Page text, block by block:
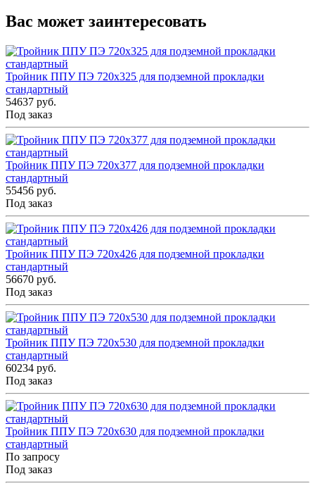
Вас может заинтересовать
Тройник ППУ ПЭ 720x325 для подземной прокладки
стандартный
54637 руб.
Под заказ
Тройник ППУ ПЭ 720x377 для подземной прокладки
стандартный
55456 руб.
Под заказ
Тройник ППУ ПЭ 720x426 для подземной прокладки
стандартный
56670 руб.
Под заказ
Тройник ППУ ПЭ 720x530 для подземной прокладки
стандартный
60234 руб.
Под заказ
Тройник ППУ ПЭ 720x630 для подземной прокладки
стандартный
По запросу
Под заказ